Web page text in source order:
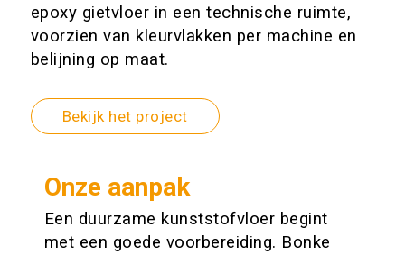
epoxy gietvloer in een technische ruimte,
voorzien van kleurvlakken per machine en
belijning op maat.
Bekijk het project
Onze aanpak
Een duurzame kunststofvloer begint
met een goede voorbereiding. Bonke